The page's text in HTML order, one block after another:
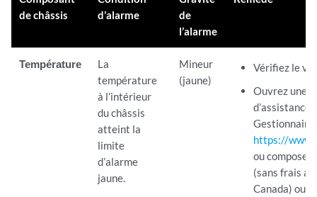
de châssis
d’alarme
de
l’alarme
Température
La
température
à l’intérieur
du châssis
atteint la
limite
d’alarme
jaune.
Mineur
(jaune)
Vérifiez le
Ouvrez une
d’assistance
Gestionnaire
https://
ou
(sans frais
Canada) ou